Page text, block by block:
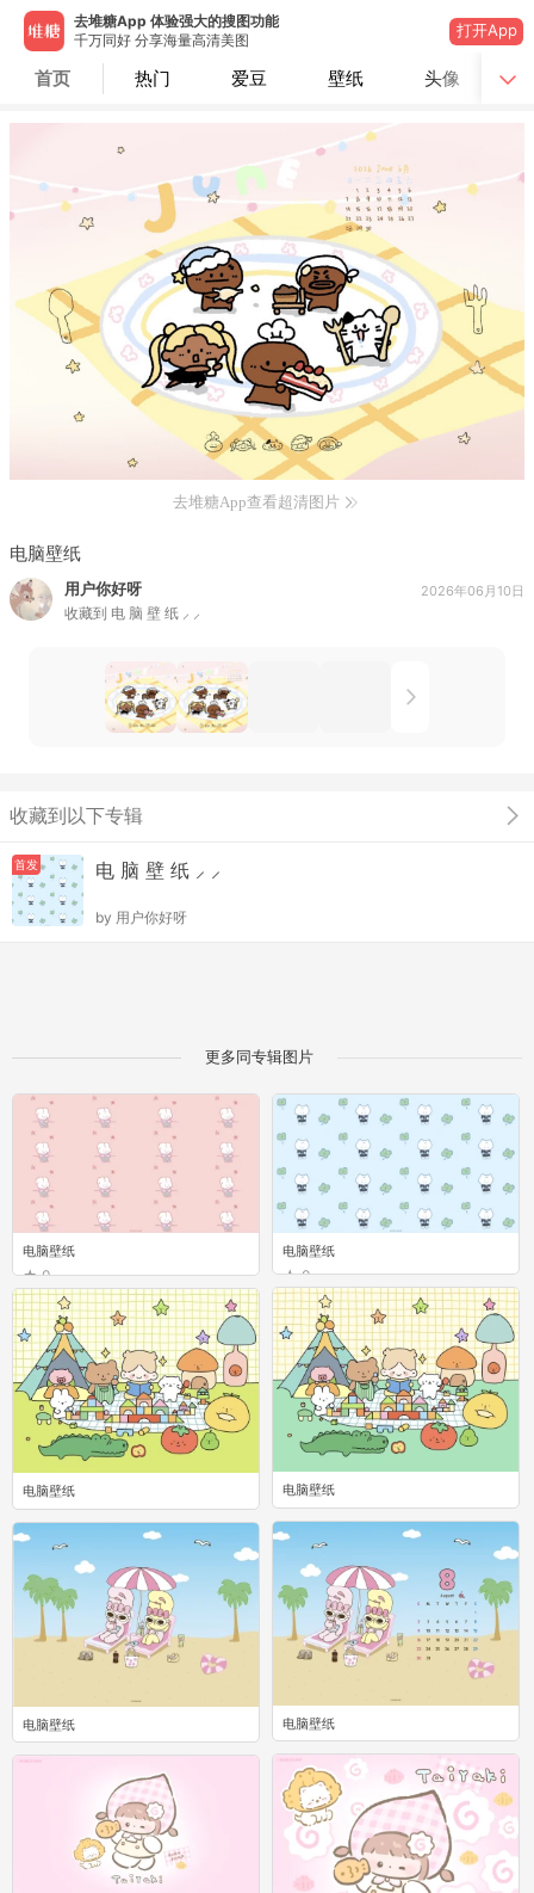
去堆糖App 体验强大的搜图功能
千万同好 分享海量高清美图
打开App
首页 热门 爱豆 壁纸 头像
去堆糖App查看超清图片
电脑壁纸
用户你好呀
收藏到 电 脑 壁 纸 ⸝ ⸝
2026年06月10日
收藏到以下专辑
首发 电 脑 壁 纸 ⸝ ⸝
by 用户你好呀
更多同专辑图片
电脑壁纸
0
电脑壁纸
0
电脑壁纸
0
电脑壁纸
0
电脑壁纸
电脑壁纸